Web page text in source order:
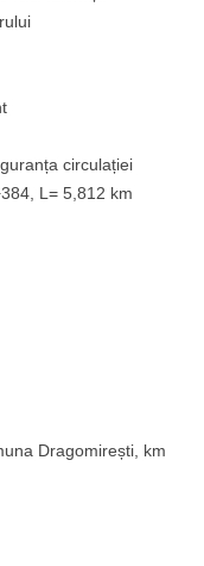
circulației
L= 5,812 km
Dragomirești, km